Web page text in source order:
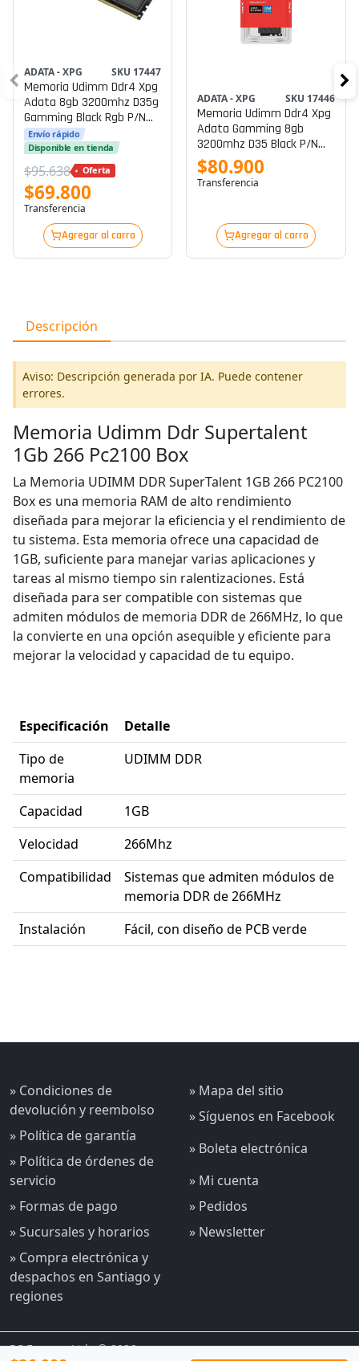
ADATA - XPG SKU 17447
Memoria Udimm Ddr4 Xpg
Adata 8gb 3200mhz D35g
Gamming Black Rgb P/n
Ax4u32008g16a-Sbkd35g
Envío rápido
Disponible en tienda
$95.638 Oferta
$69.800
Transferencia
Agregar al carro
ADATA - XPG SKU 17446
Memoria Udimm Ddr4 Xpg
Adata Gamming 8gb
3200mhz D35 Black P/n
Ax4u32008g16a-Sbkd35
$80.900
Transferencia
Agregar al carro
Descripción
Aviso: Descripción generada por IA. Puede contener
errores.
Memoria Udimm Ddr Supertalent
1Gb 266 Pc2100 Box
La Memoria UDIMM DDR SuperTalent 1GB 266 PC2100
Box es una memoria RAM de alto rendimiento
diseñada para mejorar la eficiencia y el rendimiento de
tu sistema. Esta memoria ofrece una capacidad de
1GB, suficiente para manejar varias aplicaciones y
tareas al mismo tiempo sin ralentizaciones. Está
diseñada para ser compatible con sistemas que
admiten módulos de memoria DDR de 266MHz, lo que
la convierte en una opción asequible y eficiente para
mejorar la velocidad y capacidad de tu equipo.
Especificación
Detalle
Tipo de
memoria
UDIMM DDR
Capacidad
1GB
Velocidad
266Mhz
Compatibilidad
Sistemas que admiten módulos de
memoria DDR de 266MHz
Instalación
Fácil, con diseño de PCB verde
» Condiciones de
devolución y reembolso
» Política de garantía
» Política de órdenes de
servicio
» Formas de pago
» Sucursales y horarios
» Compra electrónica y
despachos en Santiago y
regiones
» Mapa del sitio
» Síguenos en Facebook
» Boleta electrónica
» Mi cuenta
» Pedidos
» Newsletter
PC Express Ltda © 2026